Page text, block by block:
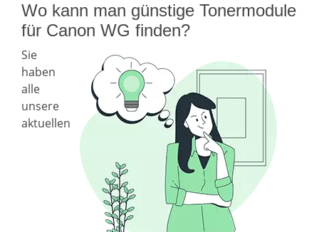
Wo kann man günstige Tonermodule
für Canon WG finden?
Sie
haben
alle
unsere
aktuellen